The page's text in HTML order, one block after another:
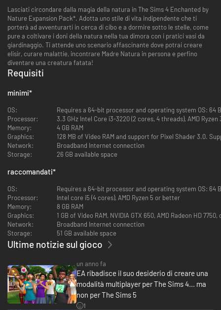
Lasciati circondare dalla magia della natura in The Sims 4 Enchanted by
Nature Expansion Pack*. Adotta uno stile di vita indipendente che ti
porterà ad avventurarti in cerca di cibo e a dormire sotto le stelle, come
pure a coltivare i doni della natura nella tua dimora con i pratici vasi da
giardinaggio. Ti attende uno scenario affascinante dove potrai creare
elisir, curare malattie, incontrare Madre Natura in persona e perfino
diventare una creatura fatata!
Requisiti
minimi*
OS:
Requires a 64-bit
Processor:
3.3 GHz Intel Core i3-3220 (2 cores, 4 threads), AMD
Memory:
4 GB RAM
Graphics:
128 MB of Video RAM and support for Pixel Shader 3.0.
Network:
Broadband Internet connection
Storage:
26 GB available space
raccomandati*
OS:
Requires a 64-bit
Processor:
Intel core i5 (4 cores), AMD Ryzen 5 or better
Memory:
8 GB RAM
Graphics:
1 GB of Video RAM, NVIDIA GTX 650, AMD Radeon HD
Network:
Broadband Internet connection
Storage:
51 GB available space
Ultime notizie sul gioco
un anno fa
EA ribadisce il suo desiderio di creare una
modalità multiplayer per The Sims 4... ma
non per The Sims 5
1